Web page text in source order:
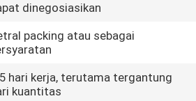
dinegosiasikan
packing atau sebagai
hari kerja, terutama tergantung
kuantitas